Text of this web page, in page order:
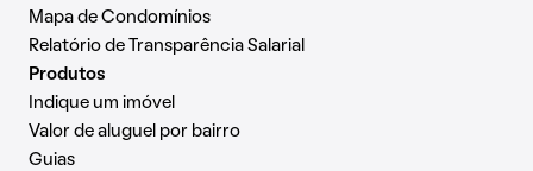
Mapa de Condomínios
Relatório de Transparência Salarial
Produtos
Indique um imóvel
Valor de aluguel por bairro
Guias